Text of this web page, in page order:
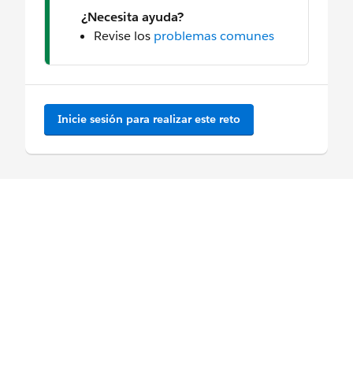
¿Necesita ayuda?
Revise los problemas comunes
Inicie sesión para realizar este reto